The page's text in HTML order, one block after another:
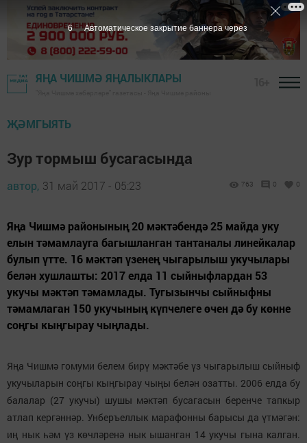
ЯҢА ЧИШМӘ ЯҢАЛЫКЛАРЫ
ҖӘМГЫЯТЬ
Зур тормыш бусагасында
автор, 31 май 2017 - 05:23 763 0 0
Яңа Чишмә районының 20 мәктәбендә 25 майда уку
елын тәмамлауга багышланган тантаналы линейкалар
булып үтте. 16 мәктәп үзенең чыгарылыш укучылары
белән хушлашты: 2017 елда 11 сыйныфлардан 53
укучы мәктәп тәмамлады. Тугызынчы сыйныфны
тәмамлаган 150 укучының күпчелеге өчен дә бу көнне
соңгы кыңгырау чыңлады.
Яңа Чишмә гомуми белем бирү мәктәбе үз чыгарылыш сыйныф
укучыларын соңгы кыңгырау чыңы белән озатты. 2006 елда бу
балалар (27 укучы) шушы мәктәп бусагасын беренче тапкыр
атлап кергәннәр. Унберъеллык марафонны барысы да үтмәгән:
иң нык һәм үз көчләренә нык ышанган 14 укучы гына калган.
5 Автоматическое закрытие баннера через